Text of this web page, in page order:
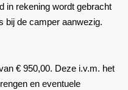
in rekening wordt gebracht
bij de camper aanwezig.
€ 950,00. Deze i.v.m. het
en eventuele